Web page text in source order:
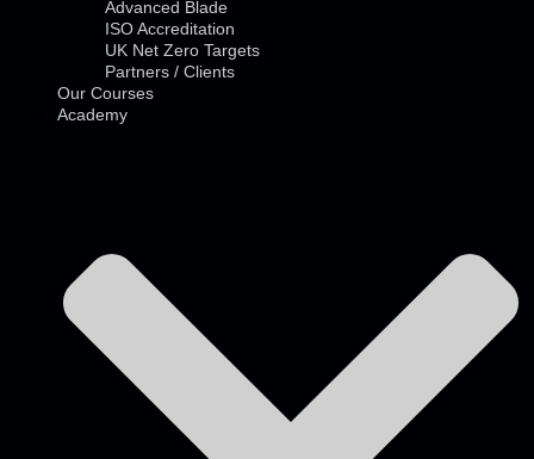
Advanced Blade
ISO Accreditation
UK Net Zero Targets
Partners / Clients
Our Courses
Academy